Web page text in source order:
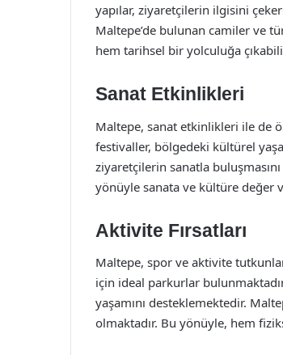
yapılar, ziyaretçilerin ilgisini
Maltepe’de bulunan camiler ve
hem tarihsel bir yolculuğa
Sanat Etkinlikleri
Maltepe, sanat etkinlikleri ile de
festivaller, bölgedeki kültürel
ziyaretçilerin sanatla
yönüyle sanata ve kültüre değer
Aktivite Fırsatları
Maltepe, spor ve aktivite
için ideal parkurlar
yaşamını desteklemektedir.
olmaktadır. Bu yönüyle, hem